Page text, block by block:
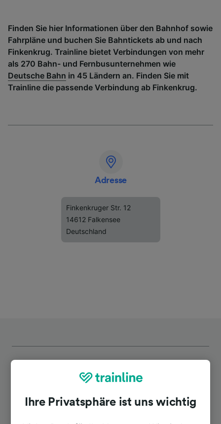
Finden Sie hier Informationen über den Bahnhof sowie
Fahrpläne und buchen Sie Bahntickets ab und nach
Finkenkrug. Trainline bietet Verbindungen von mehr
als 270 Bahn- und Fernbusunternehmen wie
Deutsche Bahn in 45 Ländern an. Finden Sie mit
Trainline die passende Verbindung ab Finkenkrug.
Adresse
Finkenkruger Str. 12
14612 Falkensee
Deutschland
Ihre Privatsphäre ist uns wichtig